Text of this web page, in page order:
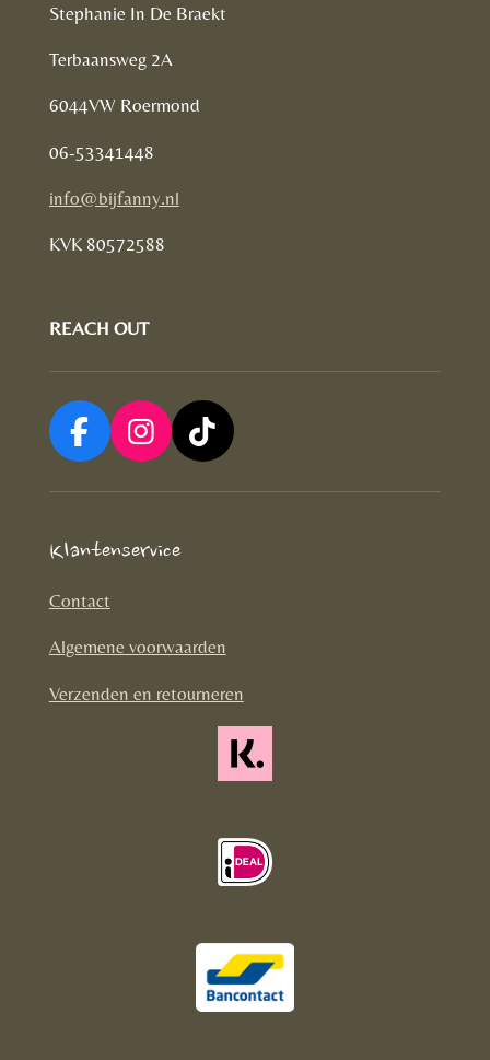
Stephanie In De Braekt
Terbaansweg 2A
6044VW Roermond
06-53341448
info@bijfanny.nl
KVK 80572588
REACH OUT
F
b
o
k
I
a
a
T
Klantenservice
Contact
Algemene voorwaarden
Verzenden en retourneren